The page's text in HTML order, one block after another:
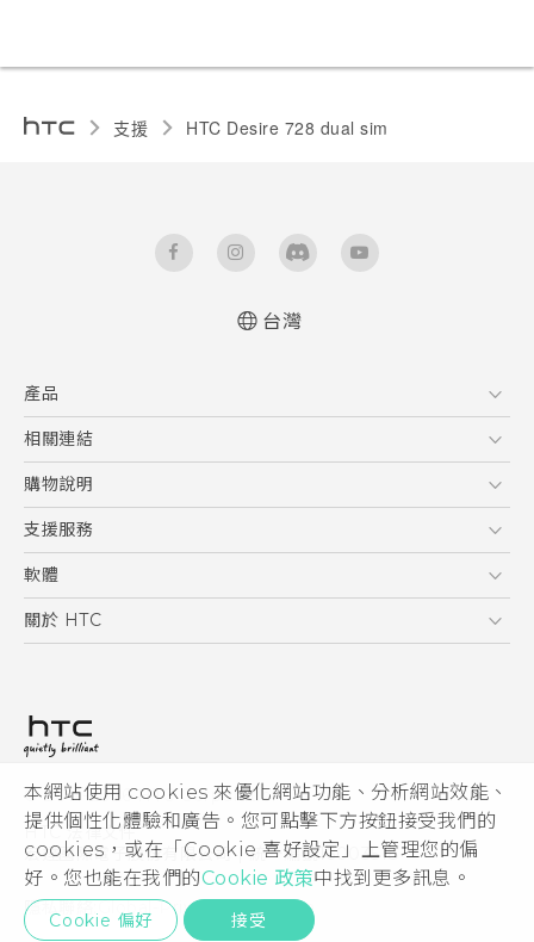
本網站使用 cookies 來優化網站功能、分析網站效能、
提供個性化體驗和廣告。您可點擊下方按鈕接受我們的
cookies，或在「Cookie 喜好設定」上管理您的偏
好。您也能在我們的Cookie 政策中找到更多訊息。
Cookie 偏好 接受
支援 HTC Desire 728 dual sim‎
English - User manual
台灣
產品
5G
智慧型手機
配件
相關連結
HTC Research
購物說明
購物須知
訂單管理
付款方式
支援服務
到府收送維修服務
服務中心資訊
客戶服務佈告欄
軟體
應用程式
HTC Sync Manager
關於 HTC
投資人
隱私權政策
產品安全性
Cookie
Security and Privacy Whitepaper
© 2011-2026 HTC Corporation
HTC 法律文件
宏達國際電子股份有限公司 | 統一編號16003518
隱私聯絡:Global-Privacy@htc.com